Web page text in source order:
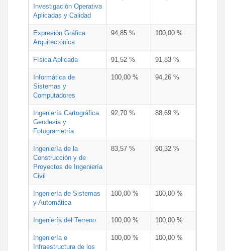
Investigación Operativa
Aplicadas y Calidad
Expresión Gráfica
Arquitectónica
94,85 % 100,00 %
Física Aplicada 91,52 % 91,83 %
Informática de
Sistemas y
Computadores
100,00 % 94,26 %
Ingeniería Cartográfica
Geodesia y
Fotogrametría
92,70 % 88,69 %
Ingeniería de la
Construcción y de
Proyectos de Ingeniería
Civil
83,57 % 90,32 %
Ingeniería de Sistemas
y Automática
100,00 % 100,00 %
Ingeniería del Terreno 100,00 % 100,00 %
Ingeniería e
Infraestructura de los
100,00 % 100,00 %